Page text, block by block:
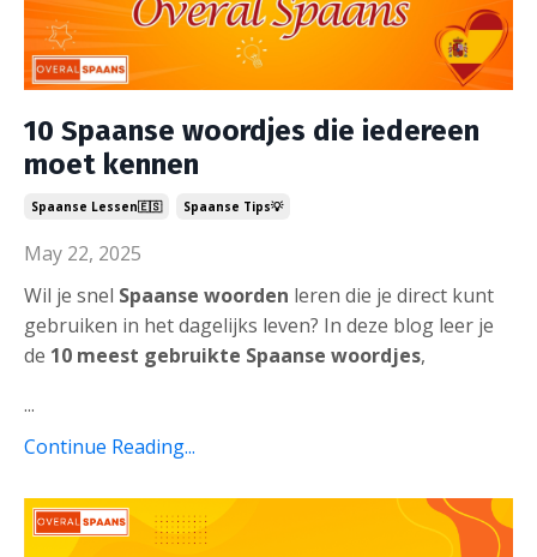
10 Spaanse woordjes die iedereen
moet kennen
Spaanse Lessen🇪🇸 Spaanse Tips💡
May 22, 2025
Wil je snel Spaanse woorden leren die je direct kunt
gebruiken in het dagelijks leven? In deze blog leer je
de 10 meest gebruikte Spaanse woordjes,
...
Continue Reading...